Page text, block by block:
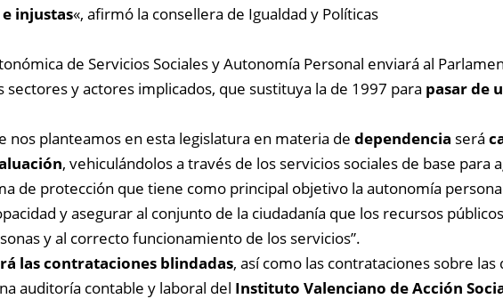
injustas«, afirmó la consellera de Igualdad y Políticas
de Servicios Sociales y Autonomía Personal enviará al
sectores y actores implicados, que sustituya la de 1997 para pasar de
nos planteamos en esta legislatura en materia de dependencia será
, vehiculándolos a través de los servicios sociales de base para
de protección que tiene como principal objetivo la autonomía
y asegurar al conjunto de la ciudadanía que los recursos
y al correcto funcionamiento de los servicios”.
las contrataciones blindadas, así como las contrataciones sobre
auditoría contable y laboral del Instituto Valenciano de Acción